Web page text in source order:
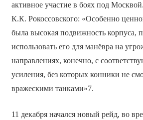
активное участие в боях под
К.К. Рокоссовского: «Особенно
была высокая подвижность корпуса,
использовать его для манёвра на
направлениях, конечно, с
усиления, без которых конники не
вражескими танками»7.
11 декабря начался новый рейд, во